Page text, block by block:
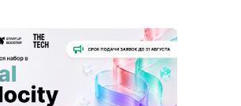
АЛМАТЫ:
YOUTH